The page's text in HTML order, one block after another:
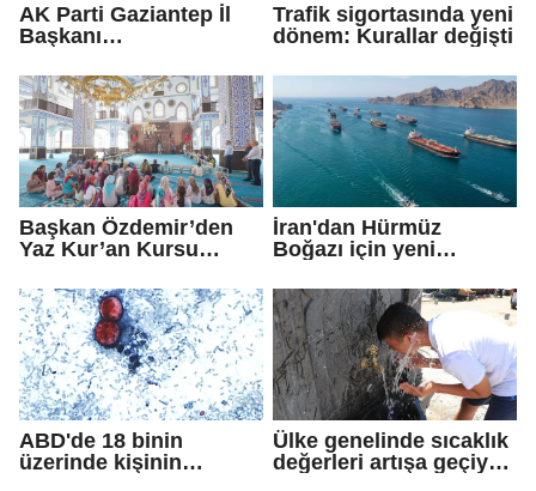
AK Parti Gaziantep İl
Başkanı
toplum kuruluşlarına
ziyaret: Gönül
köprülerini
güçlendirmeye devam
edeceğiz
Trafik sigortasında yeni
dönem: Kurallar değişti
Başkan Özdemir’den
Yaz Kur’an Kursu
İran'dan Hürmüz
Boğazı için yeni
ABD'de 18 binin
üzerinde kişinin
Ülke genelinde sıcaklık
değerleri artışa geçiyor: